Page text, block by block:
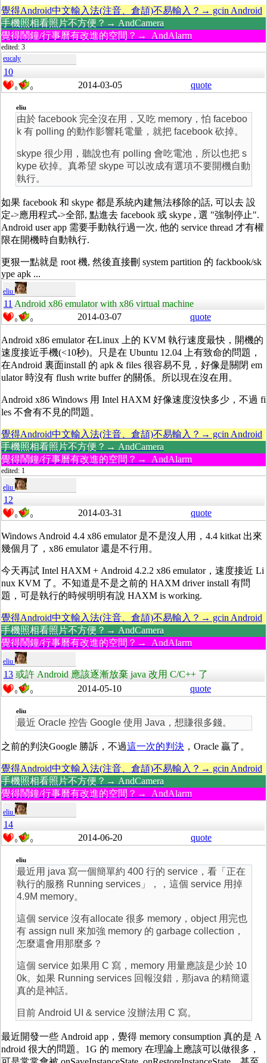
覺得Android中文輸入法(注音、倉頡)不易輸入？→ gcin Android
手機照相看照片不方便？→ AndCamera
覺得鬧鐘/行事曆有改進的空間？→ AndAlarm
edited: 3
eucaly
10
0 0 2014-03-05 quote
eliu
由於 facebook 完全沒在用，又吃 memory，怕 faceboo
k 有 polling 的動作影響耗電量，就把 facebook 砍掉。
skype 很少用，聽說也有 polling 會吃電池，所以也把 s
kype 砍掉。真希望 skype 可以改成有選項不要開機自動
執行。
如果 facebook 和 skype 都是系統內建無法移除的話, 可以去 設
定->應用程式->全部, 點進去 facebook 或 skype , 選 "強制停止".
Android user app 需要手動執行過一次, 他的 service thread 才有權
限在開機時自動執行.
更狠一點就是 root 機, 然後直接刪 system partition 的 fackbook/sk
ype apk ...
eliu
11 Android x86 emulator with x86 virtual machine
0 0 2014-03-07 quote
Android x86 emulator 在Linux 上的 KVM 執行速度最快，開機的
速度接近手機(<10秒)。只是在 Ubuntu 12.04 上有致命的問題，
在Android 裏面install 的 apk & files 很容易不見，好像是關閉 em
ulator 時沒有 flush write buffer 的關係。所以現在沒在用。
Android x86 Windows 用 Intel HAXM 好像速度沒快多少，不過 fi
les 不會有不見的問題。
覺得Android中文輸入法(注音、倉頡)不易輸入？→ gcin Android
手機照相看照片不方便？→ AndCamera
覺得鬧鐘/行事曆有改進的空間？→ AndAlarm
edited: 1
eliu
12
0 0 2014-03-31 quote
Windows Android 4.4 x86 emulator 是不是沒人用，4.4 kitkat 出來
幾個月了，x86 emulator 還是不行用。
今天再試 Intel HAXM + Android 4.2.2 x86 emulator，速度接近 Li
nux KVM 了。不知道是不是之前的 HAXM driver install 有問
題，可是執行的時候明明有說 HAXM is working.
覺得Android中文輸入法(注音、倉頡)不易輸入？→ gcin Android
手機照相看照片不方便？→ AndCamera
覺得鬧鐘/行事曆有改進的空間？→ AndAlarm
eliu
13 或許 Android 應該逐漸放棄 java 改用 C/C++ 了
0 0 2014-05-10 quote
eliu
最近 Oracle 控告 Google 使用 Java，想賺很多錢。
之前的判決Google 勝訴，不過這一次的判決 ，Oracle 贏了。
覺得Android中文輸入法(注音、倉頡)不易輸入？→ gcin Android
手機照相看照片不方便？→ AndCamera
覺得鬧鐘/行事曆有改進的空間？→ AndAlarm
eliu
14
0 0 2014-06-20 quote
eliu
最近用 java 寫一個簡單約 400 行的 service，看「正在
執行的服務 Running services」，，這個 service 用掉
4.9M memory。
這個 service 沒有allocate 很多 memory，object 用完也
有 assign null 來加強 memory 的 garbage collection，
怎麼還會用那麼多？
這個 service 如果用 C 寫，memory 用量應該是少於 10
0k。如果 Running services 回報沒錯，那java 的精簡還
真的是神話。
目前 Android UI & service 沒辦法用 C 寫。
最近開發一些 Android app，覺得 memory consumption 真的是 A
ndroid 很大的問題。1G 的 memory 在理論上應該可以做很多，